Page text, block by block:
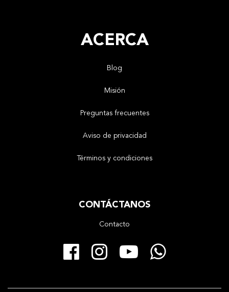
ACERCA
Blog
Misión
Preguntas frecuentes
Aviso de privacidad
Términos y condiciones
CONTÁCTANOS
Contacto
Facebook
Instagram
YouTube